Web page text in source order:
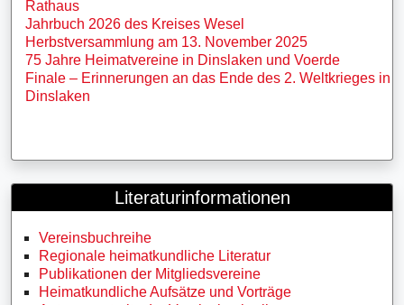
Rathaus
Jahrbuch 2026 des Kreises Wesel
Herbstversammlung am 13. November 2025
75 Jahre Heimatvereine in Dinslaken und Voerde
Finale – Erinnerungen an das Ende des 2. Weltkrieges in
Dinslaken
Literaturinformationen
Vereinsbuchreihe
Regionale heimatkundliche Literatur
Publikationen der Mitgliedsvereine
Heimatkundliche Aufsätze und Vorträge